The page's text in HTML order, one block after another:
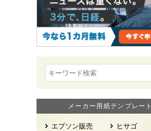
メーカー用紙テンプレート
エプソン販売
ヒサゴ